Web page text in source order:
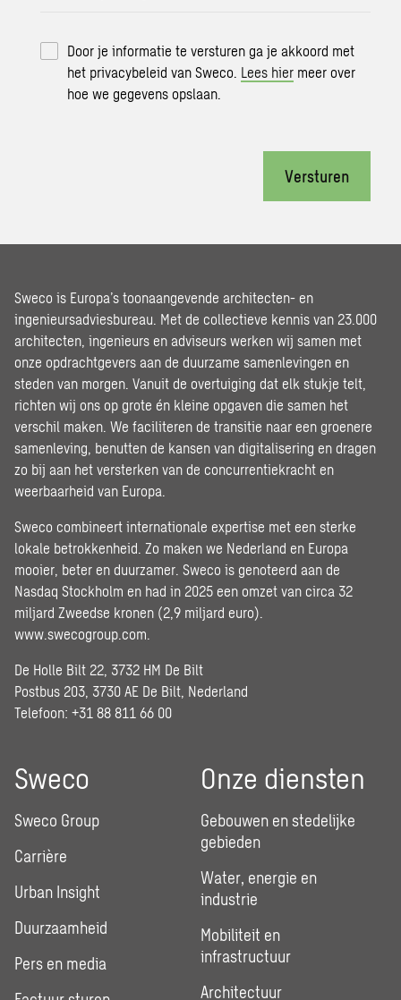
Door je informatie te versturen ga je akkoord met
het privacybeleid van Sweco. Lees hier meer over
hoe we gegevens opslaan.
Versturen
Sweco is Europa’s toonaangevende architecten- en
ingenieursadviesbureau. Met de collectieve kennis van 23.000
architecten, ingenieurs en adviseurs werken wij samen met
onze opdrachtgevers aan de duurzame samenlevingen en
steden van morgen. Vanuit de overtuiging dat elk stukje telt,
richten wij ons op grote én kleine opgaven die samen het
verschil maken. We faciliteren de transitie naar een groenere
samenleving, benutten de kansen van digitalisering en dragen
zo bij aan het versterken van de concurrentiekracht en
weerbaarheid van Europa.
Sweco combineert internationale expertise met een sterke
lokale betrokkenheid. Zo maken we Nederland en Europa
mooier, beter en duurzamer. Sweco is genoteerd aan de
Nasdaq Stockholm en had in 2025 een omzet van circa 32
miljard Zweedse kronen (2,9 miljard euro).
www.swecogroup.com
De Holle Bilt 22, 3732 HM De Bilt
Postbus 203, 3730 AE De Bilt, Nederland
Telefoon: +31 88 811 66 00
Sweco
Sweco Group
Carrière
Urban Insight
Duurzaamheid
Pers en media
Onze diensten
Gebouwen en stedelijke
gebieden
Water, energie en
industrie
Mobiliteit en
infrastructuur
Architectuur